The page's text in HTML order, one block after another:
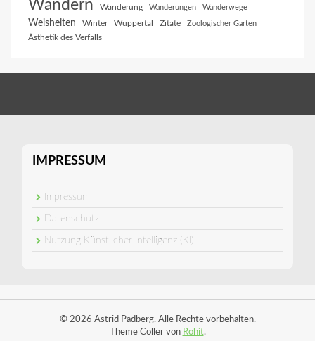
Wandern Wanderung Wanderungen Wanderwege
Weisheiten Winter Wuppertal Zitate Zoologischer Garten
Ästhetik des Verfalls
IMPRESSUM
Impressum
Datenschutz
Nutzung Künstlicher Intelligenz (KI)
© 2026 Astrid Padberg. Alle Rechte vorbehalten.
Theme Coller von Rohit.